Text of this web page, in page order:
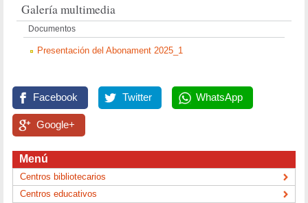
Galería multimedia
Documentos
Presentación del Abonament 2025_1
Facebook Twitter WhatsApp
Google+
Menú
Centros bibliotecarios
Centros educativos